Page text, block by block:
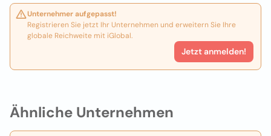
Ähnliche Unternehmen
Unternehmer aufgepasst!
Registrieren Sie jetzt Ihr Unternehmen und erweitern Sie Ihre
globale Reichweite mit iGlobal.
Jetzt anmelden!